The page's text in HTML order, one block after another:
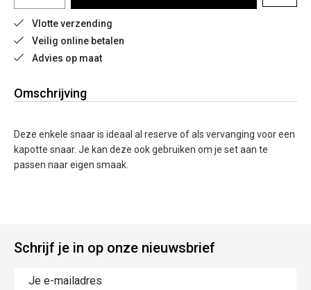
Vlotte verzending
Veilig online betalen
Advies op maat
Omschrijving
Deze enkele snaar is ideaal al reserve of als vervanging voor een
kapotte snaar. Je kan deze ook gebruiken om je set aan te
passen naar eigen smaak.
Schrijf je in op onze nieuwsbrief